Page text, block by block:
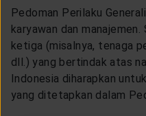
Pedoman Perilaku
karyawan dan
ketiga (misalnya, tenaga
dll.) yang bertindak atas
Indonesia diharapkan
yang ditetapkan dalam